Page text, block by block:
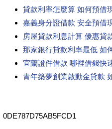
貸款利率怎麼算 如何預借
嘉義身分證借款 安全預借
房屋貸款利息計算 優惠貸
那家銀行貸款利率最低 如
宜蘭證件借款 哪裡借錢快
青年築夢創業啟動金貸款
0DE787D75AB5FCD1